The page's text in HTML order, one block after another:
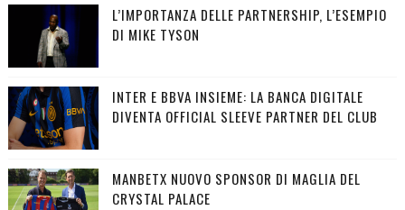
L’IMPORTANZA DELLE PARTNERSHIP, L’ESEMPIO
DI MIKE TYSON
INTER E BBVA INSIEME: LA BANCA DIGITALE
DIVENTA OFFICIAL SLEEVE PARTNER DEL CLUB
MANBETX NUOVO SPONSOR DI MAGLIA DEL
CRYSTAL PALACE